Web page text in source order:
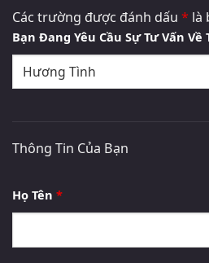
Các trường được đánh dấu * là
Bạn Đang Yêu Cầu Sự Tư Vấn Về
Thông Tin Của Bạn
Họ Tên *